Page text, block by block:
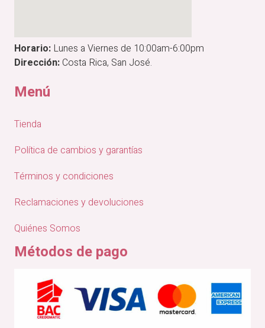
Horario: Lunes a Viernes de 10:00am-6:00pm
Dirección:Costa Rica, San José.
Menú
Tienda
Política de cambios y garantías
Términos y condiciones
Reclamaciones y devoluciones
Quiénes Somos
Métodos de pago